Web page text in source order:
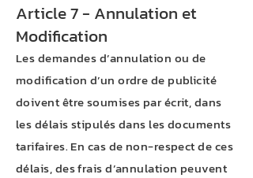
Article 7 - Annulation et
Modification
Les demandes d’annulation ou de
modification d’un ordre de publicité
doivent être soumises par écrit, dans
les délais stipulés dans les documents
tarifaires. En cas de non-respect de ces
délais, des frais d’annulation peuvent